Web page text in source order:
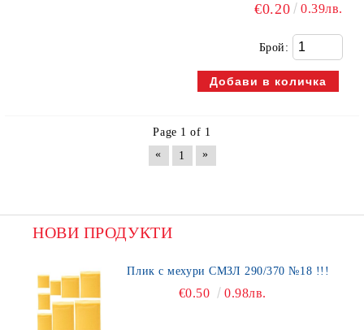
€0.20 0.39лв.
Брой:
Page 1 of 1
«
1 »
НОВИ ПРОДУКТИ
Плик с мехури СМЗЛ 290/370 №18 !!!
€0.50 0.98лв.